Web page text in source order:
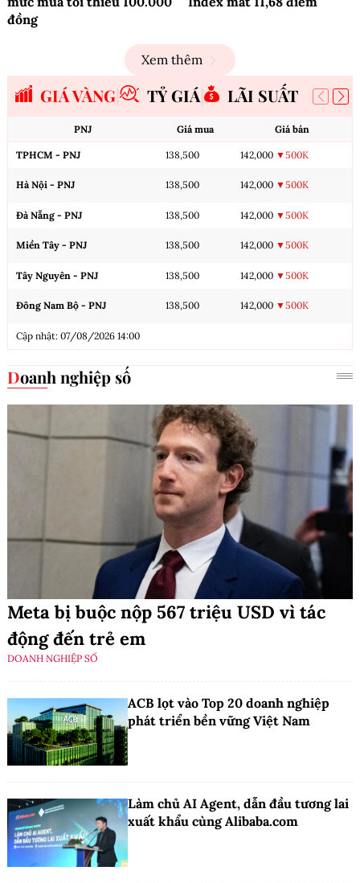
đồng
Xem thêm
GIÁ VÀNG TỶ GIÁ LÃI SUẤT
PNJ Giá mua Giá bán
TPHCM - PNJ 138,500 142,000 ▼500K
Hà Nội - PNJ 138,500 142,000 ▼500K
Đà Nẵng - PNJ 138,500 142,000 ▼500K
Miền Tây - PNJ 138,500 142,000 ▼500K
Tây Nguyên - PNJ 138,500 142,000 ▼500K
Đông Nam Bộ - PNJ 138,500 142,000 ▼500K
Cập nhật: 07/08/2026 14:00
Doanh nghiệp số
Meta bị buộc nộp 567 triệu USD vì tác
động đến trẻ em
DOANH NGHIỆP SỐ
ACB lọt vào Top 20 doanh nghiệp
phát triển bền vững Việt Nam
Làm chủ AI Agent, dẫn đầu tương lai
xuất khẩu cùng Alibaba.com